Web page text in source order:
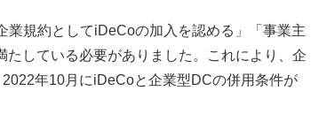
規約としてiDeCoの加入を認める」「事業主
している必要がありました。これにより、企
年10月にiDeCoと企業型DCの併用条件が